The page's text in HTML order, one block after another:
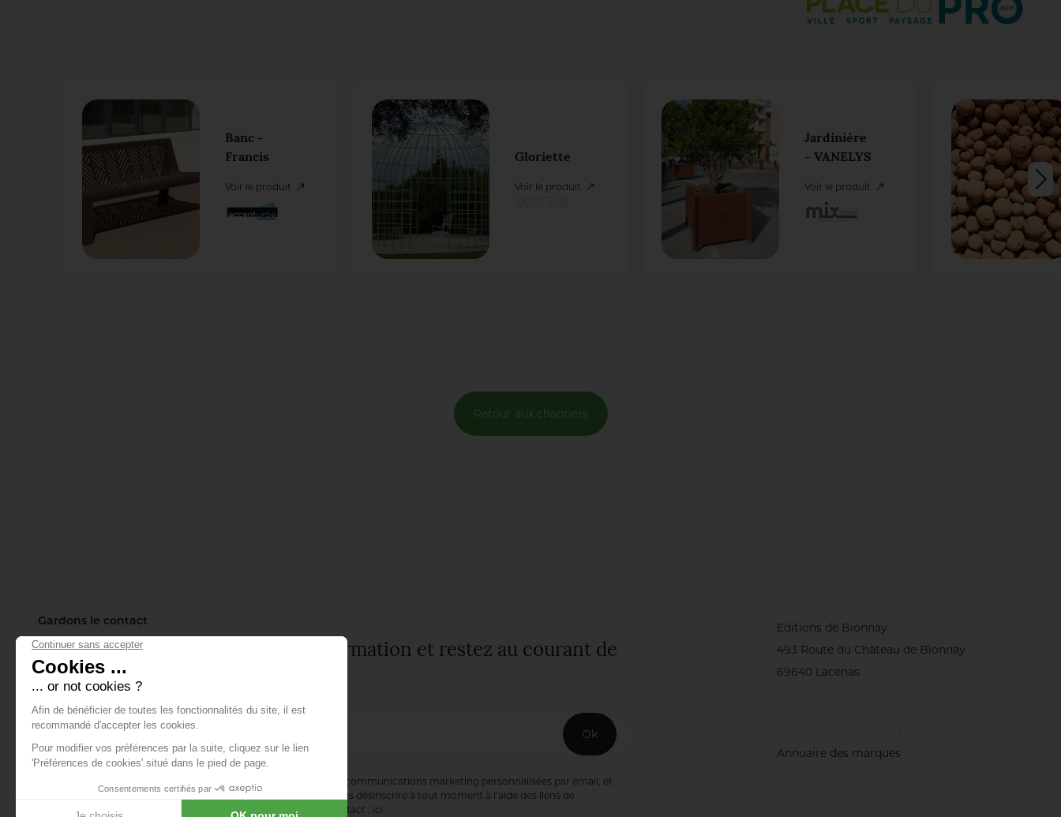
Banc -
Francis
Voir le produit
Gloriette
Voir le produit
Jardinière
- VANELYS
Voir le produit
Retour aux chantiers
Gardons le contact
Inscrivez-vous à notre lettre d'information et restez au courant de
tout ce qui se passe.
Ok
En vous abonnant à la newsletter, vous acceptez de recevoir des communications marketing personnalisées par email, et
confirmez avoir lu lapolitique de confidentialité
. Vous pouvez vous désinscrire à tout moment à l’aide des liens de
désinscription ou en nous contactant via notre formulaire de contact : ici
Editions de Bionnay
493 Route du Château de Bionnay
69640 Lacenas
Annuaire des marques